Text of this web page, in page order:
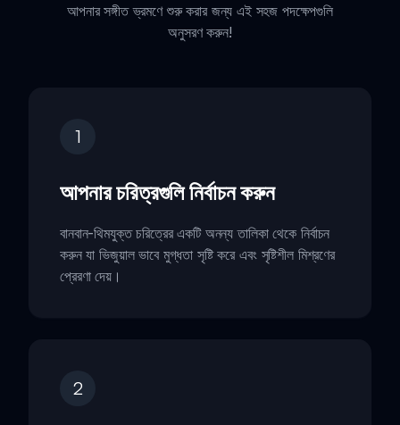
আপনার সঙ্গীত ভ্রমণে শুরু করার জন্য এই সহজ পদক্ষেপগুলি
অনুসরণ করুন!
1
আপনার চরিত্রগুলি নির্বাচন করুন
বানবান-থিমযুক্ত চরিত্রের একটি অনন্য তালিকা থেকে নির্বাচন
করুন যা ভিজুয়াল ভাবে মুগ্ধতা সৃষ্টি করে এবং সৃষ্টিশীল মিশ্রণের
প্রেরণা দেয়।
2